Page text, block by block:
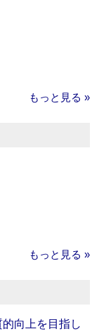
もっと見る »
もっと見る »
的向上を目指し